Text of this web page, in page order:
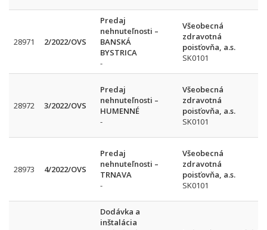
28971 2/2022/OVS
Predaj
nehnuteľnosti –
BANSKÁ
BYSTRICA
-
Všeobecná
zdravotná
poisťovňa, a.s.
SK0101
28972 3/2022/OVS
Predaj
nehnuteľnosti –
HUMENNÉ
-
Všeobecná
zdravotná
poisťovňa, a.s.
SK0101
28973 4/2022/OVS
Predaj
nehnuteľnosti –
TRNAVA
-
Všeobecná
zdravotná
poisťovňa, a.s.
SK0101
Dodávka a
inštalácia